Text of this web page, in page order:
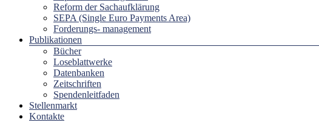
Reform der Sachaufklärung
SEPA (Single Euro Payments Area)
Forderungs- management
Publikationen
Bücher
Loseblattwerke
Datenbanken
Zeitschriften
Spendenleitfaden
Stellenmarkt
Kontakte